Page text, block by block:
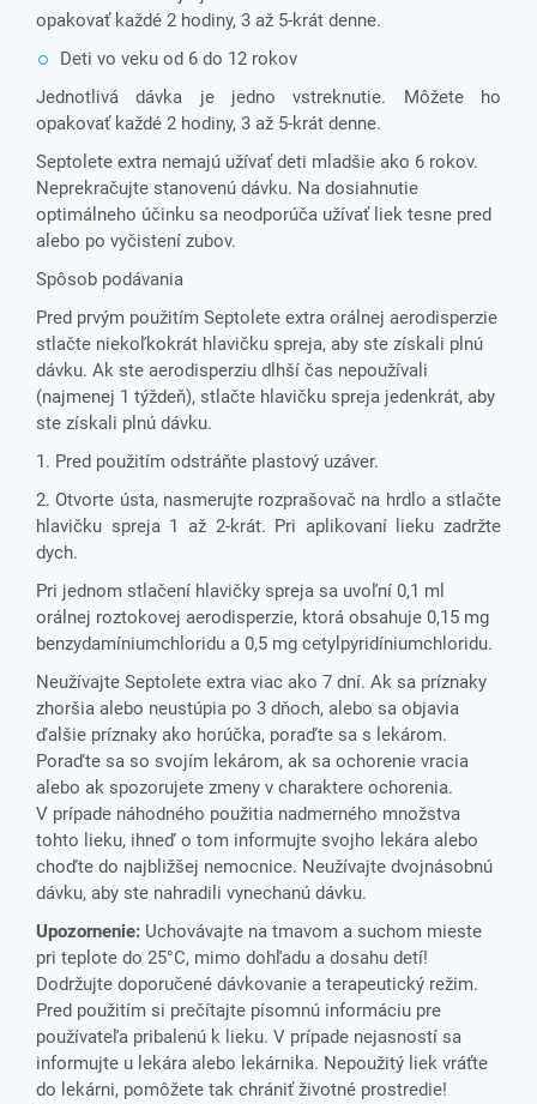
opakovať každé 2 hodiny, 3 až 5-krát denne.
Deti vo veku od 6 do 12 rokov
Jednotlivá dávka je jedno vstreknutie. Môžete ho
opakovať každé 2 hodiny, 3 až 5-krát denne.
Septolete extra nemajú užívať deti mladšie ako 6 rokov.
Neprekračujte stanovenú dávku. Na dosiahnutie
optimálneho účinku sa neodporúča užívať liek tesne pred
alebo po vyčistení zubov.
Spôsob podávania
Pred prvým použitím Septolete extra orálnej aerodisperzie
stlačte niekoľkokrát hlavičku spreja, aby ste získali plnú
dávku. Ak ste aerodisperziu dlhší čas nepoužívali
(najmenej 1 týždeň), stlačte hlavičku spreja jedenkrát, aby
ste získali plnú dávku.
1. Pred použitím odstráňte plastový uzáver.
2. Otvorte ústa, nasmerujte rozprašovač na hrdlo a stlačte
hlavičku spreja 1 až 2-krát. Pri aplikovaní lieku zadržte
dych.
Pri jednom stlačení hlavičky spreja sa uvoľní 0,1 ml
orálnej roztokovej aerodisperzie, ktorá obsahuje 0,15 mg
benzydamíniumchloridu a 0,5 mg cetylpyridíniumchloridu.
Neužívajte Septolete extra viac ako 7 dní. Ak sa príznaky
zhoršia alebo neustúpia po 3 dňoch, alebo sa objavia
ďalšie príznaky ako horúčka, poraďte sa s lekárom.
Poraďte sa so svojím lekárom, ak sa ochorenie vracia
alebo ak spozorujete zmeny v charaktere ochorenia.
V prípade náhodného použitia nadmerného množstva
tohto lieku, ihneď o tom informujte svojho lekára alebo
choďte do najbližšej nemocnice. Neužívajte dvojnásobnú
dávku, aby ste nahradili vynechanú dávku.
Upozornenie: Uchovávajte na tmavom a suchom mieste
pri teplote do 25°C, mimo dohľadu a dosahu detí!
Dodržujte doporučené dávkovanie a terapeutický režim.
Pred použitím si prečítajte písomnú informáciu pre
používateľa pribalenú k lieku. V prípade nejasností sa
informujte u lekára alebo lekárnika. Nepoužitý liek vráťte
do lekárni, pomôžete tak chrániť životné prostredie!